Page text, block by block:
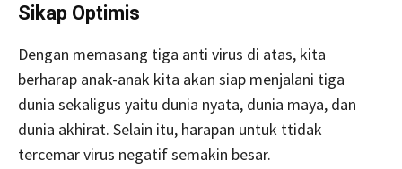
Sikap Optimis
Dengan memasang tiga anti virus di atas, kita
berharap anak-anak kita akan siap menjalani tiga
dunia sekaligus yaitu dunia nyata, dunia maya, dan
dunia akhirat. Selain itu, harapan untuk ttidak
tercemar virus negatif semakin besar.